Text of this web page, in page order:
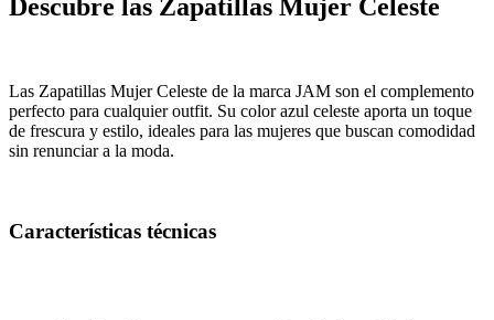
Descubre las Zapatillas Mujer Celeste
Las Zapatillas Mujer Celeste de la marca JAM son el complemento
perfecto para cualquier outfit. Su color azul celeste aporta un toque
de frescura y estilo, ideales para las mujeres que buscan comodidad
sin renunciar a la moda.
Características técnicas